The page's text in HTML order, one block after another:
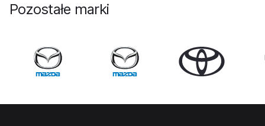
Pozostałe marki